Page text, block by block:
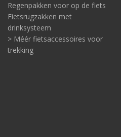
Regenpakken voor op de fiets
Fietsrugzakken met
drinksysteem
> Méér fietsaccessoires voor
trekking